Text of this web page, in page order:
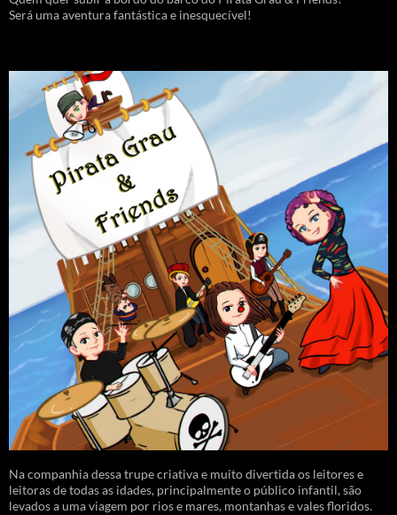
Será uma aventura fantástica e inesquecível!
Na companhia dessa trupe criativa e muito divertida os leitores e
leitoras de todas as idades, principalmente o público infantil, são
levados a uma viagem por rios e mares, montanhas e vales floridos.